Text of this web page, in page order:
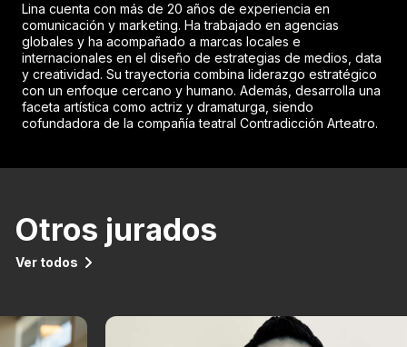
Lina cuenta con más de 20 años de experiencia en
comunicación y marketing. Ha trabajado en agencias
globales y ha acompañado a marcas locales e
internacionales en el diseño de estrategias de medios, data
y creatividad. Su trayectoria combina liderazgo estratégico
con un enfoque cercano y humano. Además, desarrolla una
faceta artística como actriz y dramaturga, siendo
cofundadora de la compañía teatral Contradicción Arteatro.
Otros jurados
Ver todos